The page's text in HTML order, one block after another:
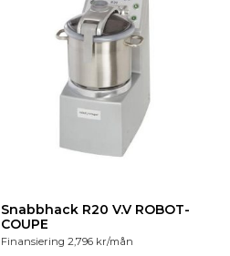
Snabbhack R20 V.V ROBOT-
COUPE
Finansiering 2,796 kr/mån